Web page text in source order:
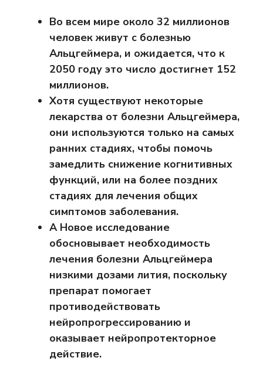
Во всем мире около 32 миллионов
человек живут с болезнью
Альцгеймера, и ожидается, что к
2050 году это число достигнет 152
миллионов.
Хотя существуют некоторые
лекарства от болезни Альцгеймера,
они используются только на самых
ранних стадиях, чтобы помочь
замедлить снижение когнитивных
функций, или на более поздних
стадиях для лечения общих
симптомов заболевания.
А Новое исследование
обосновывает необходимость
лечения болезни Альцгеймера
низкими дозами лития, поскольку
препарат помогает
противодействовать
нейропрогрессированию и
оказывает нейропротекторное
действие.